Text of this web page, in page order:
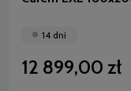
14 dni
12 899,00 zł